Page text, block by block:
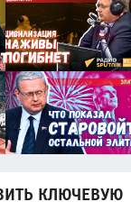
КЛЮЧЕВУЮ